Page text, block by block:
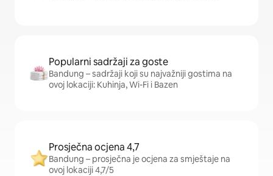
Popularni sadržaji za goste
Bandung – sadržaji koji su najvažniji gostima na
ovoj lokaciji: Kuhinja, Wi-Fi i Bazen
Prosječna ocjena 4,7
Bandung – prosječna je ocjena za smještaje na
ovoj lokaciji 4,7/5